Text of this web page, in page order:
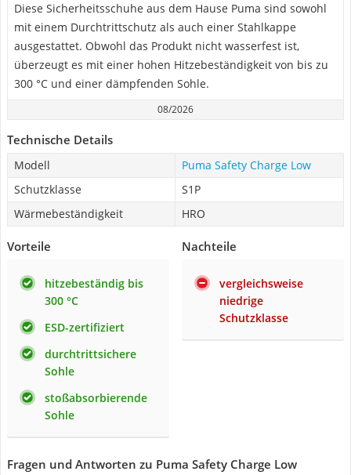
Diese Sicherheitsschuhe aus dem Hause Puma sind sowohl
mit einem Durchtrittschutz als auch einer Stahlkappe
ausgestattet. Obwohl das Produkt nicht wasserfest ist,
überzeugt es mit einer hohen Hitzebeständigkeit von bis zu
300 °C und einer dämpfenden Sohle.
08/2026
Technische Details
Modell
Puma Safety Charge Low
Schutzklasse
S1P
Wärmebeständigkeit
HRO
Vorteile
hitzebeständig bis
300 °C
ESD-zertifiziert
durchtrittsichere
Sohle
stoßabsorbierende
Sohle
Nachteile
vergleichsweise
niedrige
Schutzklasse
Fragen und Antworten zu Puma Safety Charge Low